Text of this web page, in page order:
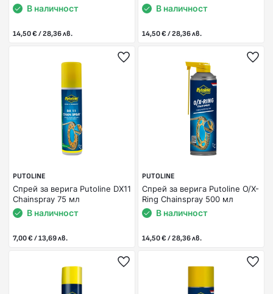
В наличност
14,50 € / 28,36 лв.
В наличност
14,50 € / 28,36 лв.
PUTOLINE
Спрей за верига Putoline DX11
Chainspray 75 мл
В наличност
7,00 € / 13,69 лв.
PUTOLINE
Спрей за верига Putoline O/X-
Ring Chainspray 500 мл
В наличност
14,50 € / 28,36 лв.